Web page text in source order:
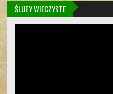
ŚLUBY WIECZYSTE